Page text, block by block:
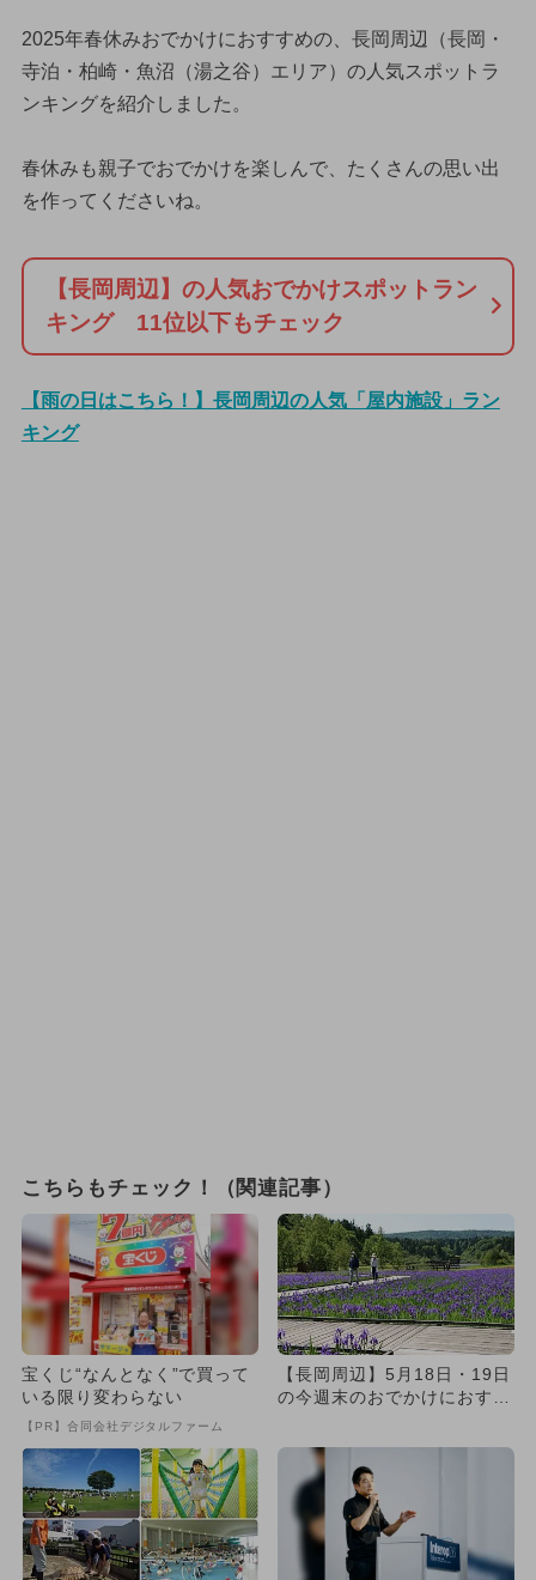
2025年春休みおでかけにおすすめの、長岡周辺（長岡・
寺泊・柏崎・魚沼（湯之谷）エリア）の人気スポットラ
ンキングを紹介しました。
春休みも親子でおでかけを楽しんで、たくさんの思い出
を作ってくださいね。
【長岡周辺】の人気おでかけスポットラン
キング 11位以下もチェック
【雨の日はこちら！】長岡周辺の人気「屋内施設」ラン
キング
こちらもチェック！（関連記事）
宝くじ“なんとなく”で買って
いる限り変わらない
【PR】合同会社デジタルファーム
【長岡周辺】5月18日・19日
の今週末のおでかけにおすす